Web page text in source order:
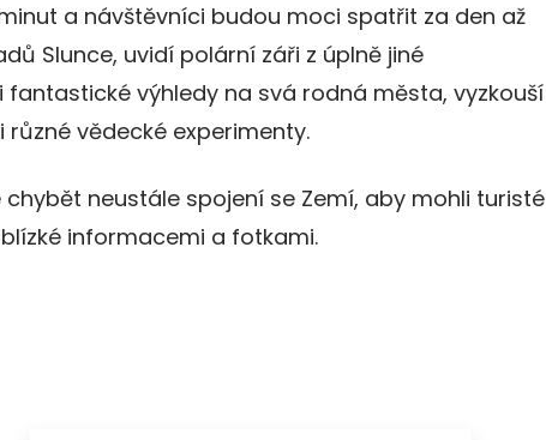
a návštěvníci budou moci spatřit za den až
Slunce, uvidí polární záři z úplně jiné
fantastické výhledy na svá rodná města, vyzkouší
vědecké experimenty.
neustále spojení se Zemí, aby mohli turisté
informacemi a fotkami.